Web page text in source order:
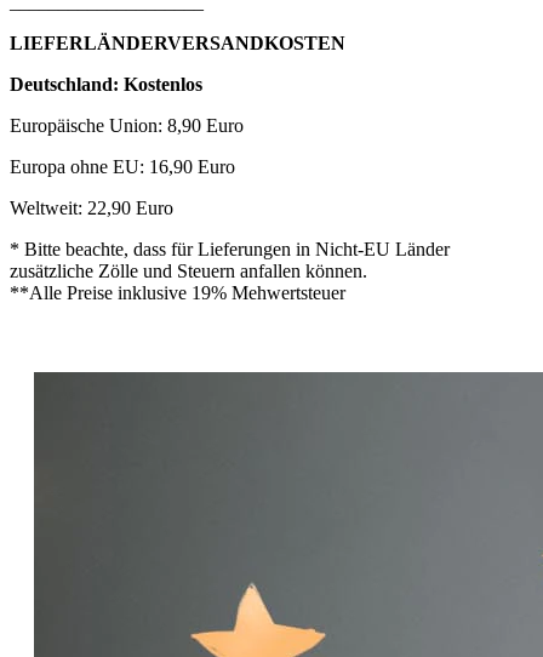
LIEFERLÄNDERVERSANDKOSTEN
Deutschland: Kostenlos
Europäische Union: 8,90 Euro
Europa ohne EU: 16,90 Euro
Weltweit: 22,90 Euro
* Bitte beachte, dass für Lieferungen in Nicht-EU Länder
zusätzliche Zölle und Steuern anfallen können.
**Alle Preise inklusive 19% Mehwertsteuer